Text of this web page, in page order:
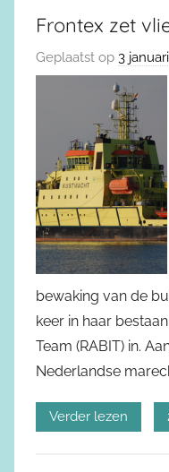
Frontex zet
Geplaatst op 3
bewaking van de
keer in haar
Team (RABIT) in.
Nederlandse
Verder lezen